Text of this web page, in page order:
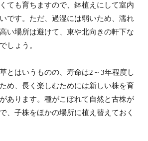
ても育ちますので、鉢植えにして室内
です。ただ、過湿には弱いため、濡れ
い場所は避けて、東や北向きの軒下な
しょう。
とはいうものの、寿命は2～3年程度し
め、長く楽しむためには新しい株を育
あります。種がこぼれて自然と古株が
、子株をほかの場所に植え替えておく